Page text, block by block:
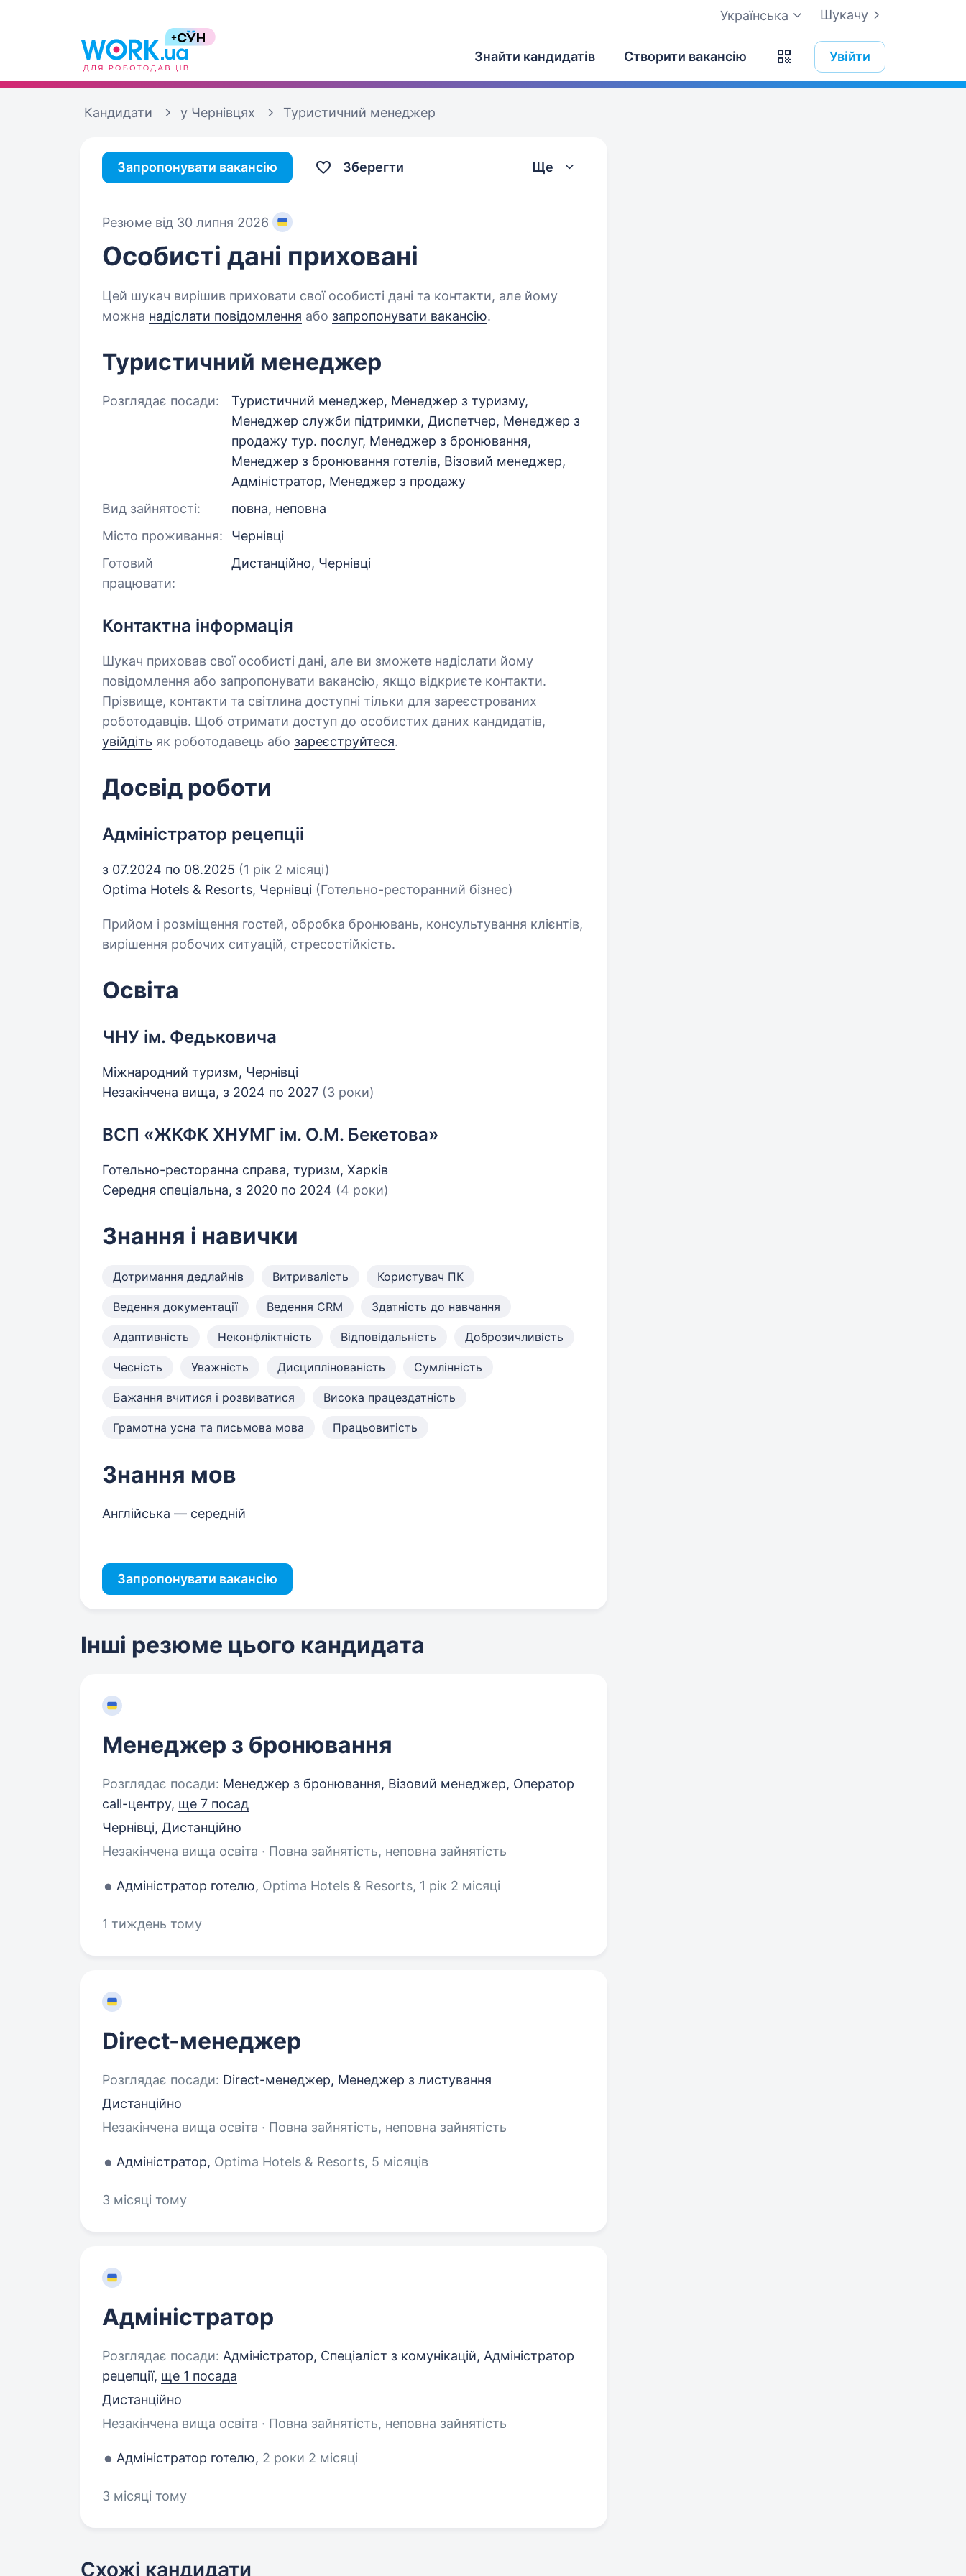
Шукачу
Українська
Знайти кандидатів Створити вакансію Увійти
Кандидати у Чернівцях Туристичний менеджер
Запропонувати вакансію Зберегти Ще
Резюме від 30 липня 2026
Особисті дані приховані
Цей шукач вирішив приховати свої особисті дані та контакти, але йому
можна надіслати повідомлення або запропонувати вакансію.
Туристичний менеджер
Розглядає посади:
Туристичний менеджер, Менеджер з туризму,
Менеджер служби підтримки, Диспетчер, Менеджер з
продажу тур. послуг, Менеджер з бронювання,
Менеджер з бронювання готелів, Візовий менеджер,
Адміністратор, Менеджер з продажу
Вид зайнятості:
повна, неповна
Місто проживання:
Чернівці
Готовий
працювати:
Дистанційно, Чернівці
Контактна інформація
Шукач приховав свої особисті дані, але ви зможете надіслати йому
повідомлення або запропонувати вакансію, якщо відкриєте контакти.
Прізвище, контакти та світлина доступні тільки для зареєстрованих
роботодавців. Щоб отримати доступ до особистих даних кандидатів,
увійдіть як роботодавець або зареєструйтеся.
Досвід роботи
Адміністратор рецепціі
з 07.2024 по 08.2025 (1 рік 2 місяці)
Optima Hotels & Resorts, Чернівці (Готельно-ресторанний бізнес)
Прийом і розміщення гостей, обробка бронювань, консультування клієнтів,
вирішення робочих ситуацій, стресостійкість.
Освіта
ЧНУ ім. Федьковича
Міжнародний туризм, Чернівці
Незакінчена вища, з 2024 по 2027 (3 роки)
ВСП «ЖКФК ХНУМГ ім. О.М. Бекетова»
Готельно-ресторанна справа, туризм, Харків
Середня спеціальна, з 2020 по 2024 (4 роки)
Знання і навички
Дотримання дедлайнів Витривалість Користувач ПК
Ведення документації Ведення CRM Здатність до навчання
Адаптивність Неконфліктність Відповідальність Доброзичливість
Чесність Уважність Дисциплінованість Сумлінність
Бажання вчитися і розвиватися Висока працездатність
Грамотна усна та письмова мова Працьовитість
Знання мов
Англійська — середній
Запропонувати вакансію
Інші резюме цього кандидата
Менеджер з бронювання
Розглядає посади: Менеджер з бронювання, Візовий менеджер, Оператор
call-центру, ще 7 посад
Чернівці, Дистанційно
Незакінчена вища освіта · Повна зайнятість, неповна зайнятість
Адміністратор готелю, Optima Hotels & Resorts, 1 рік 2 місяці
1 тиждень тому
Direct-менеджер
Розглядає посади: Direct-менеджер, Менеджер з листування
Дистанційно
Незакінчена вища освіта · Повна зайнятість, неповна зайнятість
Адміністратор, Optima Hotels & Resorts, 5 місяців
3 місяці тому
Адміністратор
Розглядає посади: Адміністратор, Спеціаліст з комунікацій, Адміністратор
рецепції, ще 1 посада
Дистанційно
Незакінчена вища освіта · Повна зайнятість, неповна зайнятість
Адміністратор готелю, 2 роки 2 місяці
3 місяці тому
Схожі кандидати